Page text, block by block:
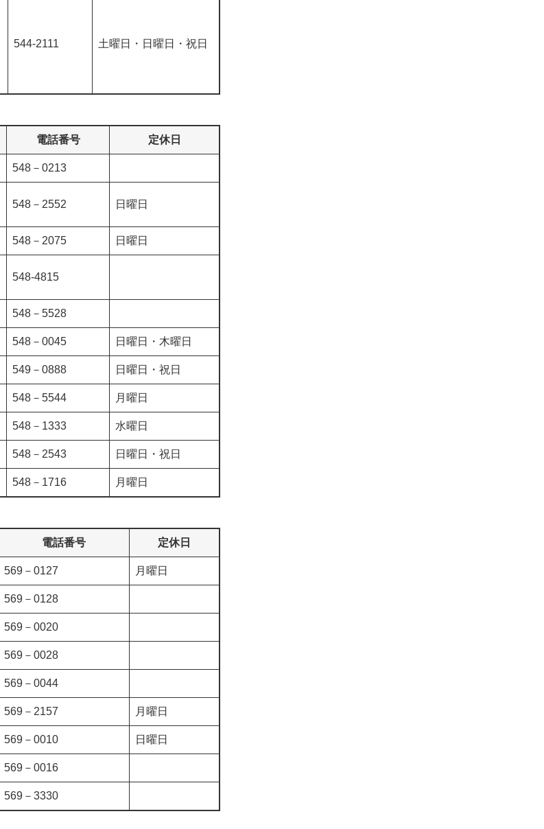
544-2111 土曜日・日曜日・祝日
電話番号 定休日
548－0213
548－2552 日曜日
548－2075 日曜日
548-4815
548－5528
548－0045 日曜日・木曜日
549－0888 日曜日・祝日
548－5544 月曜日
548－1333 水曜日
548－2543 日曜日・祝日
548－1716 月曜日
電話番号 定休日
569－0127 月曜日
569－0128
569－0020
569－0028
569－0044
569－2157 月曜日
569－0010 日曜日
569－0016
569－3330